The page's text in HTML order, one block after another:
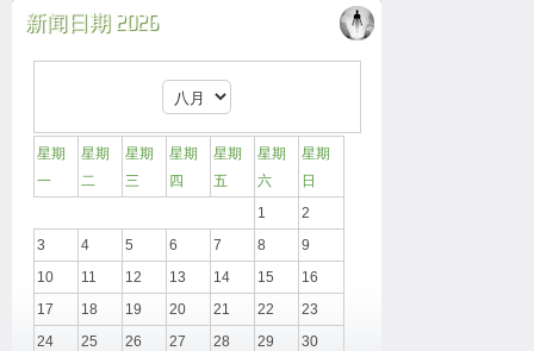
新闻日期 2026
星期
一
星期
二
星期
三
星期
四
星期
五
星期
六
星期
日
1
2
3
4 5 6 7 8
9
10
11 12 13 14 15
16
17
18 19 20 21 22
23
24
25 26 27 28 29
30